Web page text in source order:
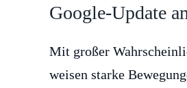
Google-Update
Mit großer
weisen starke